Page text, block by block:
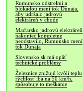
Rumunsko odstrelmi a
blokádou mení tok Dunaja,
aby udržalo jadrovú
elektráreň v chode
Maďarsko jadrovú elektráreň
nakoniec kompletne
neodstavilo, Rumunsko mení
tok Dunaja
Slovensko.sk má opäť
technické problémy
Železnice znižujú kvôli teplu
rýchlosť iba na 50 km/h,
spôsobuje to meškanie